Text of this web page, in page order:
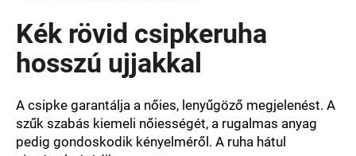
átlagos
értékelése
5-
csillag.
Kék rövid csipkeruha
hosszú ujjakkal
A csipke garantálja a nőies, lenyűgöző megjelenést. A
szűk szabás kiemeli nőiességét, a rugalmas anyag
pedig gondoskodik kényelméről. A ruha hátul